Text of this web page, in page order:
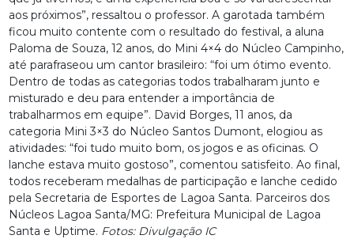
aos próximos”, ressaltou o professor. A garotada também
ficou muito contente com o resultado do festival, a aluna
Paloma de Souza, 12 anos, do Mini 4×4 do Núcleo Campinho,
até parafraseou um cantor brasileiro: “foi um ótimo evento.
Dentro de todas as categorias todos trabalharam junto e
misturado e deu para entender a importância de
trabalharmos em equipe”. David Borges, 11 anos, da
categoria Mini 3×3 do Núcleo Santos Dumont, elogiou as
atividades: “foi tudo muito bom, os jogos e as oficinas. O
lanche estava muito gostoso”, comentou satisfeito. Ao final,
todos receberam medalhas de participação e lanche cedido
pela Secretaria de Esportes de Lagoa Santa. Parceiros dos
Núcleos Lagoa Santa/MG: Prefeitura Municipal de Lagoa
Santa e Uptime. Fotos: Divulgação IC